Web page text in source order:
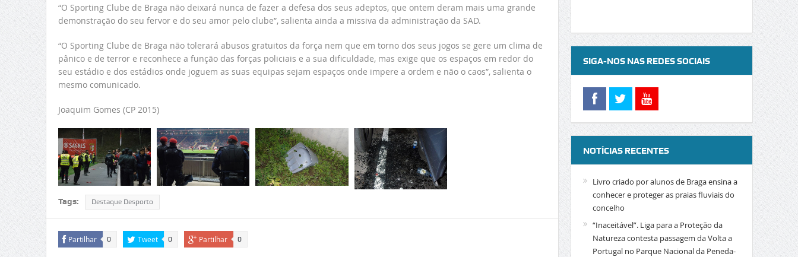
“O Sporting Clube de Braga não deixará nunca de fazer a defesa dos seus adeptos, que ontem deram mais uma grande
demonstração do seu fervor e do seu amor pelo clube”, salienta ainda a missiva da administração da SAD.
“O Sporting Clube de Braga não tolerará abusos gratuitos da força nem que em torno dos seus jogos se gere um clima de
pânico e de terror e reconhece a função das forças policiais e a sua dificuldade, mas exige que os espaços em redor do
seu estádio e dos estádios onde joguem as suas equipas sejam espaços onde impere a ordem e não o caos”, salienta o
mesmo comunicado.
Joaquim Gomes (CP 2015)
Tags: Destaque Desporto
Partilhar 0 Tweet 0 Partilhar 0
SIGA-NOS NAS REDES SOCIAIS
NOTÍCIAS RECENTES
Livro criado por alunos de Braga ensina a
conhecer e proteger as praias fluviais do
concelho
“Inaceitável”. Liga para a Proteção da
Natureza contesta passagem da Volta a
Portugal no Parque Nacional da Peneda-